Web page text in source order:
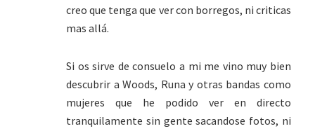
creo que tenga que ver con borregos, ni criticas
mas allá.
Si os sirve de consuelo a mi me vino muy bien
descubrir a Woods, Runa y otras bandas como
mujeres que he podido ver en directo
tranquilamente sin gente sacandose fotos, ni